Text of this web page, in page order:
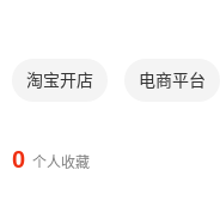
淘宝开店 电商平台
0 个人收藏